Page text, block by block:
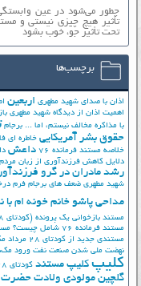
چطور می‌شود در عین
تأثیر هیچ چیزی نیستی و
تحت تأثیر جوّ، خوب بشود
برچسب‌ها
اذان با صدای شهید مطهری اربعین
اهمیت اذان از دیدگاه شهید مطهری
با مذاکره مخالف نیستم، اما ... برجام
حقوق بشر آمریکایی خاطره ای
خلاصه مستند فرمانده 76
داعش
دلایل کاهش فرزندآوری از زبان مردم
رشد مادران در گرو
شهید مطهری ضعف های برجام فرم
مداحی پاشو خانم خونه ام با
مستند بازخوانی یک پرونده (کودتای 28 مرداد)
مستند فرمانده 76 شامل چیست؟
مستندی جدید از کودتای 28 مرداد
نهضت ملي شدن صنعت نفت ورود
کلیپ کلیپ مستند کودتای 28 مرداد
گلچین مولودی ولادت حضرت